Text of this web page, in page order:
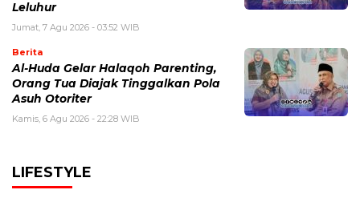
Leluhur
Jumat, 7 Agu 2026 - 03:52 WIB
Berita
Al-Huda Gelar Halaqoh Parenting,
Orang Tua Diajak Tinggalkan Pola
Asuh Otoriter
Kamis, 6 Agu 2026 - 22:28 WIB
LIFESTYLE